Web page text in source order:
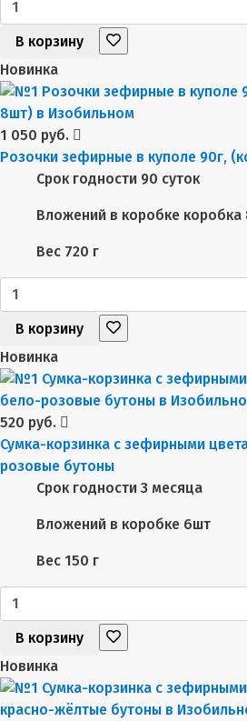
В корзину
Новинка
1 050 руб.
Розочки зефирные в куполе 90г,
Срок годности 90 суток
Вложений в коробке коробка
Вес 720 г
В корзину
Новинка
520 руб.
Сумка-корзинка с зефирными
розовые бутоны
Срок годности 3 месяца
Вложений в коробке 6шт
Вес 150 г
В корзину
Новинка